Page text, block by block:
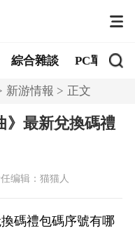
綜合雜談 PC單機
新游情報 正文
》最新兌換碼禮
编辑：猫猫人
碼禮包碼序號有哪